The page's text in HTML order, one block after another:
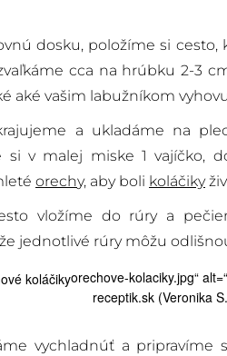
dosku, položíme si
cca na hrúbku 2-3
aké vašim labužníkom
a ukladáme na
si v malej miske 1 vajíčko,
orechy, aby boli koláčiky
vložíme do rúry a
jednotlivé rúry môžu
orechove-kolaciky.jpg“
receptik.sk (Veronika
vychladnúť a pripravíme